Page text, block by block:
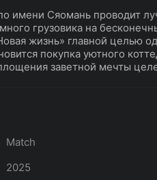
имени Сяомань проводит
грузовика на
жизнь» главной целью
покупка уютного
заветной мечты
Match
2025